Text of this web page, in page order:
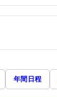
年間日程